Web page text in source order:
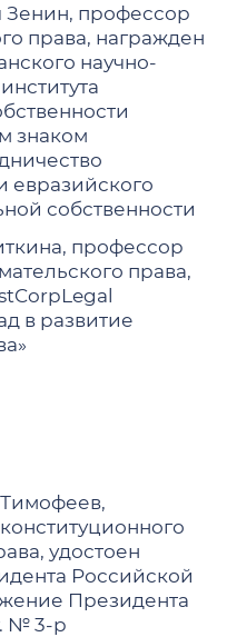
Зенин, профессор
права, награжден
научно-
знаком
евразийского
собственности
профессор
права,
в развитие
удостоен
Российской
Президента
№ 3-р